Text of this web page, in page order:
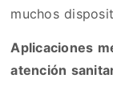
muchos
Aplicaciones
atención